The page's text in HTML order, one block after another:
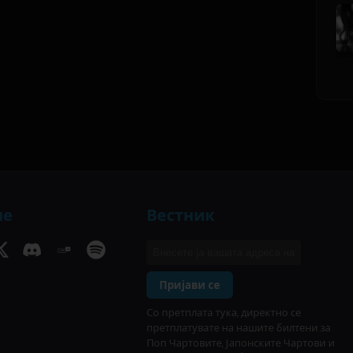
Вестник
Пријави се
Со претплата тука, директно се
претплатувате на нашите билтени за
Поп Чартовите, Јапонските Чартови и